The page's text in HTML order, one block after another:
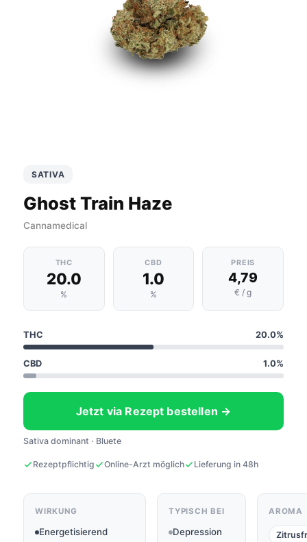
SATIVA
Ghost Train Haze
Cannamedical
THC
20.0
%
CBD
1.0
%
PREIS
4,79
€ / g
THC 20.0%
CBD 1.0%
Jetzt via Rezept bestellen →
Sativa dominant · Bluete
Rezeptpflichtig Online-Arzt möglich Lieferung in 48h
WIRKUNG
Energetisierend
TYPISCH BEI
Depression
AROMA